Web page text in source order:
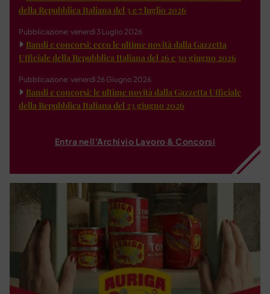
della Repubblica Italiana del 3 e 7 luglio 2026
Pubblicazione: venerdì 3 Luglio 2026
Bandi e concorsi: ecco le ultime novità dalla Gazzetta
Ufficiale della Repubblica Italiana del 26 e 30 giugno 2026
Pubblicazione: venerdì 26 Giugno 2026
Bandi e concorsi: le ultime novità dalla Gazzetta Ufficiale
della Repubblica Italiana del 23 giugno 2026
Entra nell'Archivio Lavoro & Concorsi